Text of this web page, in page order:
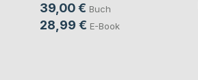
39,00 € Buch
28,99 € E-Book